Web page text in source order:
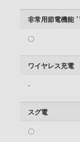
非常用節電機能 ＊
〇
ワイヤレス充電
-
スグ電
〇